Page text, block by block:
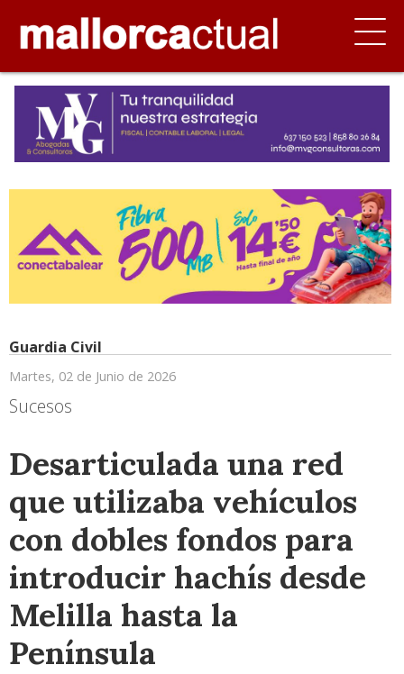
Guardia Civil
Martes, 02 de Junio de 2026
Sucesos
Desarticulada una red
que utilizaba vehículos
con dobles fondos para
introducir hachís desde
Melilla hasta la
Península